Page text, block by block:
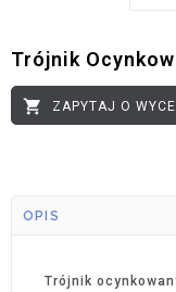
Trójnik
 ZAPYTAJ O
OPIS
Trójnik